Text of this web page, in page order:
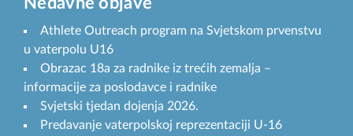
Athlete Outreach program na Svjetskom prvenstvu
u vaterpolu U16
Obrazac 18a za radnike iz trećih zemalja –
informacije za poslodavce i radnike
Svjetski tjedan dojenja 2026.
Predavanje vaterpolskoj reprezentaciji U-16